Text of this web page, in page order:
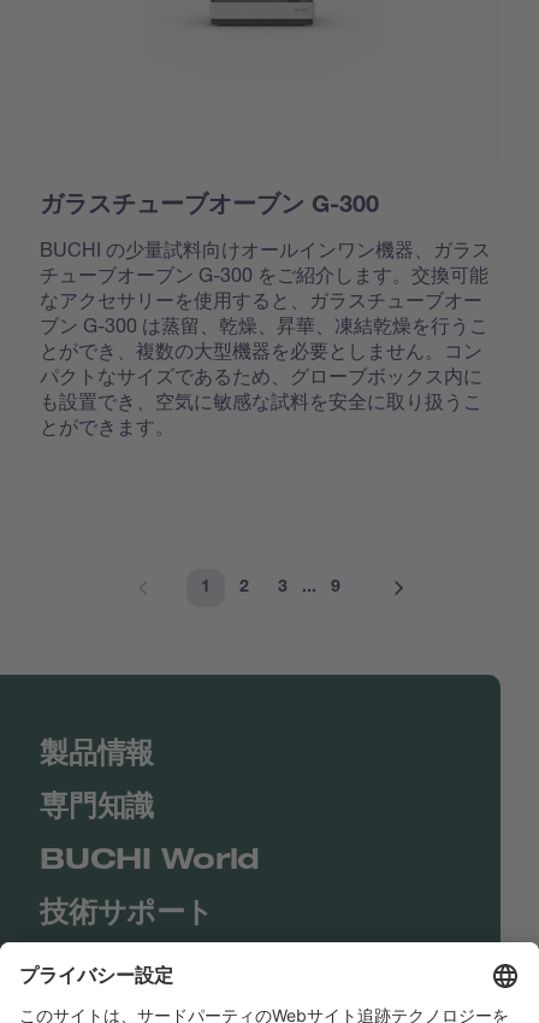
ガラスチューブオーブン G-300
BUCHI の少量試料向けオールインワン機器、ガラス
チューブオーブン G-300 をご紹介します。交換可能
なアクセサリーを使用すると、ガラスチューブオー
ブン G-300 は蒸留、乾燥、昇華、凍結乾燥を行うこ
とができ、複数の大型機器を必要としません。コン
パクトなサイズであるため、グローブボックス内に
も設置でき、空気に敏感な試料を安全に取り扱うこ
とができます。
1 2 3 ... 9
製品情報
専門知識
BUCHI World
技術サポート
Shop